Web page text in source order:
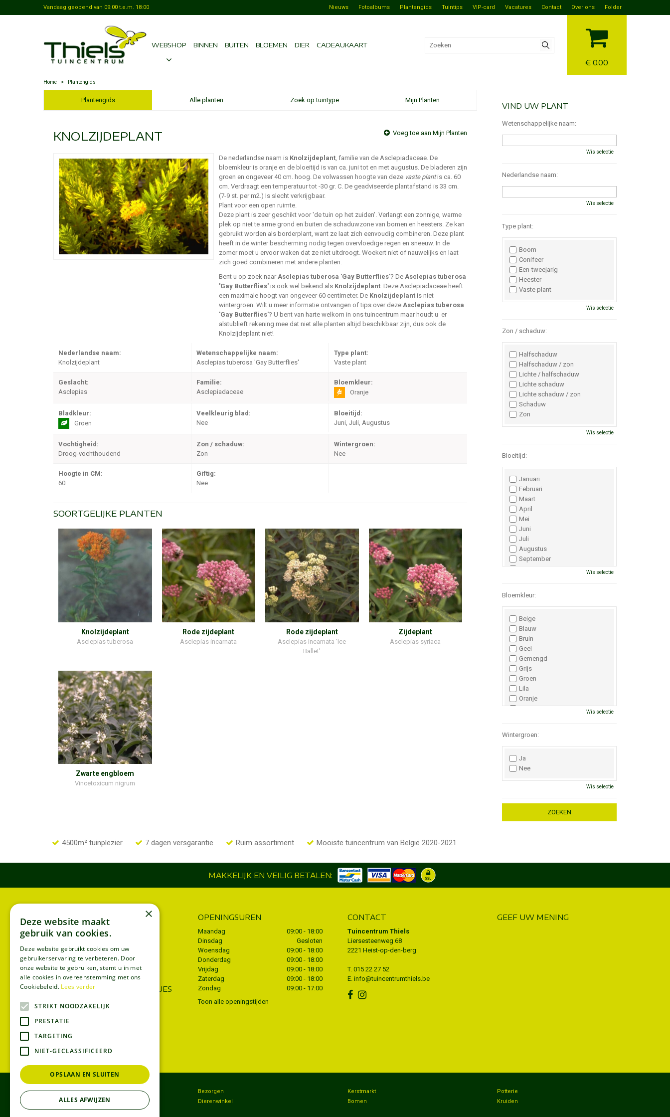
Home > Plantengids
Vandaag geopend van 09:00 t.e.m. 18:00
€ 0,00
Nieuws Fotoalbums Plantengids Tuintips VIP-card Vacatures Contact Over ons Folder
WEBSHOP BINNEN BUITEN BLOEMEN DIER CADEAUKAART
Plantengids Alle planten Zoek op tuintype Mijn Planten
KNOLZIJDEPLANT Voeg toe aan Mijn Planten
De nederlandse naam is Knolzijdeplant, familie van de Asclepiadaceae. De
bloemkleur is oranje en de bloeitijd is van ca. juni tot en met augustus. De bladeren zijn
groen en ongeveer 40 cm. hoog. De volwassen hoogte van deze vaste plantis ca. 60
cm. Verdraagt een temperatuur tot -30 gr. C. De geadviseerde plantafstand is 33 cm.
(7-9 st. per m2.) Is slecht verkrijgbaar.
Plant voor een open ruimte.
Deze plant is zeer geschikt voor 'de tuin op het zuiden'. Verlangt een zonnige, warme
plek op niet te arme grond en buiten de schaduwzone van bomen en heesters. Ze kan
gebruikt worden als borderplant, want ze laat zich eenvoudig combineren. Deze plant
heeft in de winter bescherming nodig tegen overvloedige regen en sneeuw. In de
zomer moet u ervoor waken dat ze niet uitdroogt. Woekert niet of nauwelijks en laat
zich goed combineren met andere planten.
Bent u op zoek naar Asclepias tuberosa 'Gay Butterflies'? De Asclepias tuberosa
'Gay Butterflies' is ook wel bekend als Knolzijdeplant. Deze Asclepiadaceae heeft
een maximale hoogt van ongeveer 60 centimeter. De Knolzijdeplant is niet
wintergroen. Wilt u meer informatie ontvangen of tips over deze Asclepias tuberosa
'Gay Butterflies'? U bent van harte welkom in ons tuincentrum maar houdt u er
alstublieft rekening mee dat niet alle planten altijd beschikbaar zijn, dus ook de
Knolzijdeplant niet!
Nederlandse naam:
Knolzijdeplant
Wetenschappelijke naam:
Asclepias tuberosa 'Gay Butterflies'
Type plant:
Vaste plant
Geslacht:
Asclepias
Familie:
Asclepiadaceae
Bloemkleur:
Oranje
Bladkleur:
Groen
Veelkleurig blad:
Nee
Bloeitijd:
Juni, Juli, Augustus
Vochtigheid:
Droog-vochthoudend
Zon / schaduw:
Zon
Wintergroen:
Nee
Hoogte in CM:
60
Giftig:
Nee
SOORTGELIJKE PLANTEN
Knolzijdeplant
Asclepias tuberosa
Rode zijdeplant
Asclepias incarnata
Rode zijdeplant
Asclepias incarnata 'Ice
Ballet'
Zijdeplant
Asclepias syriaca
Zwarte engbloem
Vincetoxicum nigrum
4500m² tuinplezier 7 dagen versgarantie Ruim assortiment Mooiste tuincentrum van België 2020-2021
VIND UW PLANT
Wetenschappelijke naam:
Wis selectie
Nederlandse naam:
Wis selectie
Type plant:
Boom
Conifeer
Een-tweejarig
Heester
Vaste plant
Wis selectie
Zon / schaduw:
Halfschaduw
Halfschaduw / zon
Lichte / halfschaduw
Lichte schaduw
Lichte schaduw / zon
Schaduw
Zon
Wis selectie
Bloeitijd:
Januari
Februari
Maart
April
Mei
Juni
Juli
Augustus
September
Oktober
Wis selectie
Bloemkleur:
Beige
Blauw
Bruin
Geel
Gemengd
Grijs
Groen
Lila
Oranje
Paars
Wit
Zwart
Wis selectie
Wintergroen:
Ja
Nee
Wis selectie
MAKKELIJK EN VEILIG BETALEN:
INFORMATIE
Algemene voorwaarden
Privacy policy
Disclaimer
Bezorgen
WIJ ACCEPTEREN ECOCHEQUES
OPENINGSUREN
Maandag
09:00 - 18:00
Dinsdag
Gesloten
Woensdag
09:00 - 18:00
Donderdag
09:00 - 18:00
Vrijdag
09:00 - 18:00
Zaterdag
09:00 - 18:00
Zondag
09:00 - 17:00
Toon alle openingstijden
CONTACT
Tuincentrum Thiels
Liersesteenweg 68
2221 Heist-op-den-berg
T. 015 22 27 52
E. info@tuincentrumthiels.be
GEEF UW MENING
Tuincentrum
Koopzondag
Bezorgen
Dierenwinkel
Kerstmarkt
Bomen
Potterie
Kruiden
×
Deze website maakt
gebruik van cookies.
Deze website gebruikt cookies om uw
gebruikerservaring te verbeteren. Door
onze website te gebruiken, stemt u in met
alle cookies in overeenstemming met ons
Cookiebeleid. Lees verder
STRIKT NOODZAKELIJK
PRESTATIE
TARGETING
NIET-GECLASSIFICEERD
OPSLAAN EN SLUITEN
ALLES AFWIJZEN